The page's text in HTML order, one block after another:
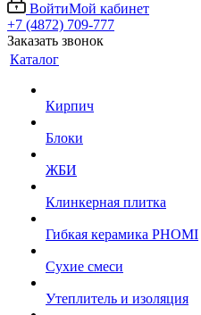
ВойтиМой кабинет
+7 (4872) 709-777
Заказать звонок
Каталог
Кирпич
Блоки
ЖБИ
Клинкерная плитка
Гибкая керамика PHOMI
Сухие смеси
Утеплитель и изоляция